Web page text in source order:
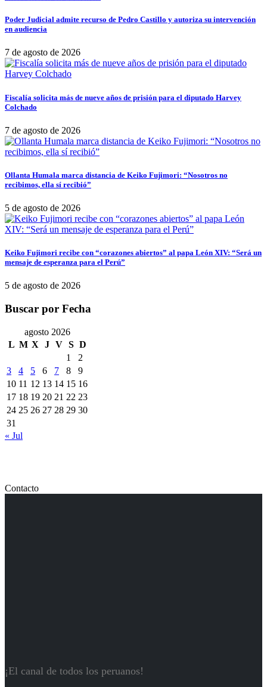
Poder Judicial admite recurso de Pedro Castillo y autoriza su intervención
en audiencia
7 de agosto de 2026
Fiscalía solicita más de nueve años de prisión para el diputado Harvey
Colchado
7 de agosto de 2026
Ollanta Humala marca distancia de Keiko Fujimori: “Nosotros no
recibimos, ella sí recibió”
5 de agosto de 2026
Keiko Fujimori recibe con “corazones abiertos” al papa León XIV: “Será un
mensaje de esperanza para el Perú”
5 de agosto de 2026
Buscar por Fecha
agosto 2026
L M X J V S D
1
2
3
4 5 6 7 8
9
10 11 12 13 14 15 16
17 18 19 20 21 22 23
24 25 26 27 28 29 30
31
« Jul
Contacto
¡El canal de todos los peruanos!